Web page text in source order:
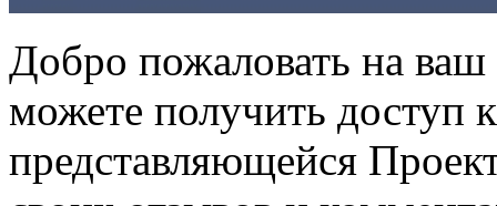
Добро пожаловать на
можете получить доступ
представляющейся